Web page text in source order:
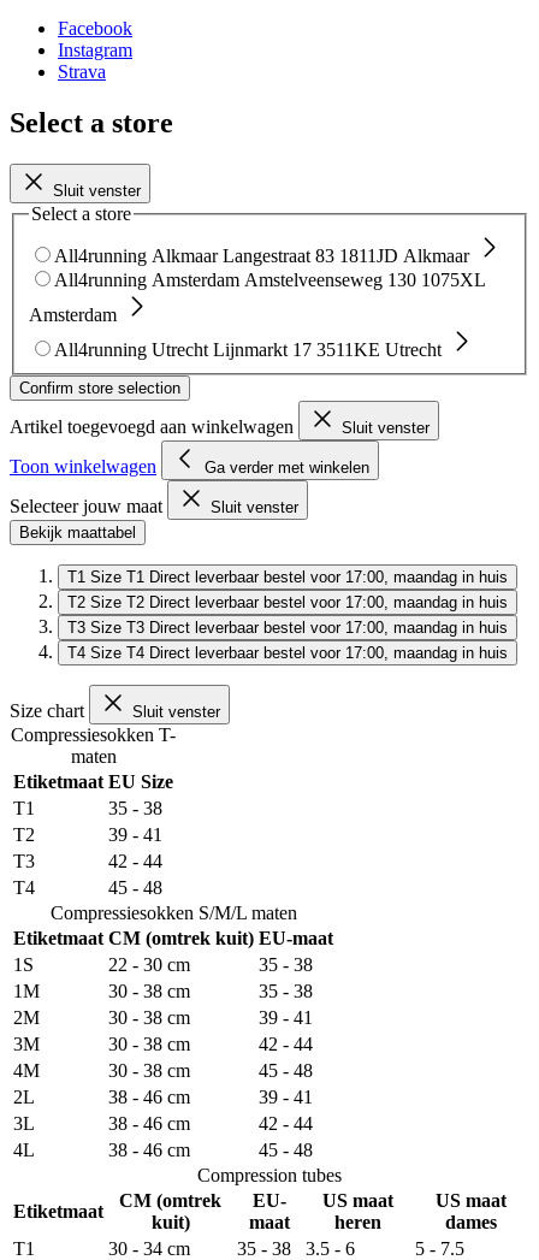
Facebook
Instagram
Strava
Select a store
Sluit venster
Select a store
All4running Alkmaar Langestraat 83 1811JD Alkmaar
All4running Amsterdam Amstelveenseweg 130 1075XL
Amsterdam
All4running Utrecht Lijnmarkt 17 3511KE Utrecht
Confirm store selection
Artikel toegevoegd aan winkelwagen Sluit venster
Toon winkelwagen Ga verder met winkelen
Selecteer jouw maat
Sluit venster
Bekijk maattabel
T1 Size T1 Direct leverbaar bestel voor 17:00, maandag in huis
T2 Size T2 Direct leverbaar bestel voor 17:00, maandag in huis
T3 Size T3 Direct leverbaar bestel voor 17:00, maandag in huis
T4 Size T4 Direct leverbaar bestel voor 17:00, maandag in huis
Size chart Sluit venster
Compressiesokken T-
maten
Etiketmaat EU Size
T1
35 - 38
T2
39 - 41
T3
42 - 44
T4
45 - 48
Compressiesokken S/M/L maten
Etiketmaat CM (omtrek kuit) EU-maat
1S
22 - 30 cm
35 - 38
1M
30 - 38 cm
35 - 38
2M
30 - 38 cm
39 - 41
3M
30 - 38 cm
42 - 44
4M
30 - 38 cm
45 - 48
2L
38 - 46 cm
39 - 41
3L
38 - 46 cm
42 - 44
4L
38 - 46 cm
45 - 48
Compression tubes
Etiketmaat
CM (omtrek
kuit)
EU-
maat
US maat
heren
US maat
dames
T1
30 - 34 cm 35 - 38 3.5 - 6
5 - 7.5